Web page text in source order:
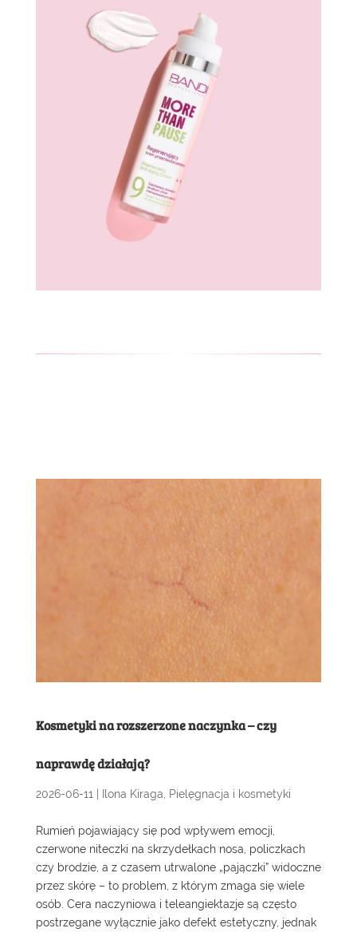
Kosmetyki na rozszerzone naczynka – czy
naprawdę działają?
2026-06-11 Ilona Kiraga Pielęgnacja i kosmetyki
Rumień pojawiający się pod wpływem emocji,
czerwone niteczki na skrzydełkach nosa, policzkach
czy brodzie, a z czasem utrwalone „pajączki” widoczne
przez skórę – to problem, z którym zmaga się wiele
osób. Cera naczyniowa i teleangiektazje są często
postrzegane wyłącznie jako defekt estetyczny, jednak